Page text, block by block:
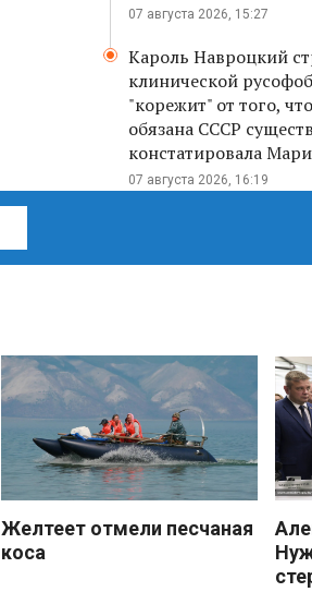
07 августа 2026, 15:27
Кароль Навроцкий
клинической
"корежит" от того,
обязана СССР
констатировала
07 августа 2026, 16:19
Желтеет отмели песчаная
коса